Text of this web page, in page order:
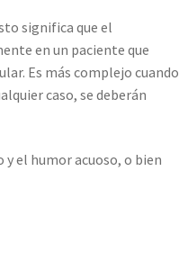
significa que el
en un paciente que
Es más complejo cuando
caso, se deberán
el humor acuoso, o bien